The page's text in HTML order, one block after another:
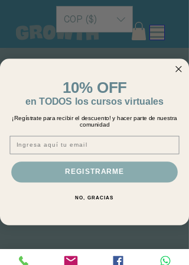
COP ($)
10% OFF
en TODOS los cursos virtuales
¡Regístrate para recibir el descuento! y hacer parte de nuestra
comunidad
Email
REGISTRARME
NO, GRACIAS